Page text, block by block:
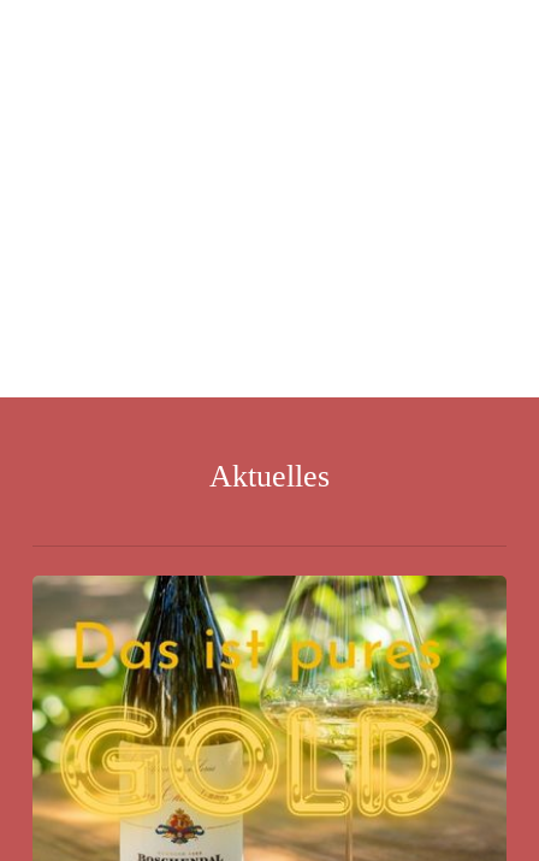
Aktuelles